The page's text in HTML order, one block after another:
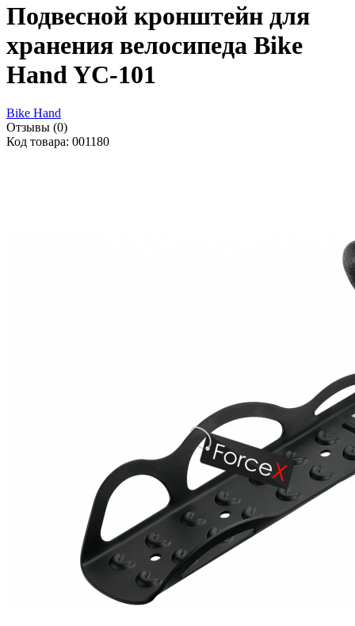
Подвесной кронштейн для
хранения велосипеда Bike
Hand YC-101
Bike Hand
Отзывы (0)
Код товара: 001180